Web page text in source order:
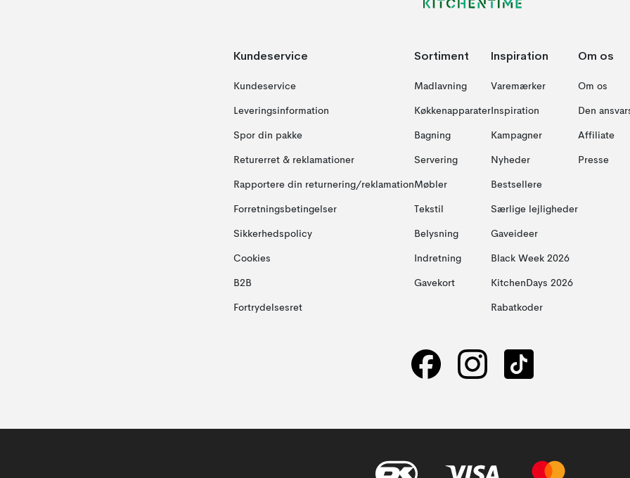
Kundeservice
Kundeservice
Leveringsinformation
Spor din pakke
Returerret & reklamationer
Rapportere din returnering/reklamation
Forretningsbetingelser
Sikkerhedspolicy
Cookies
B2B
Fortrydelsesret
Sortiment
Madlavning
Køkkenapparater
Bagning
Servering
Møbler
Tekstil
Belysning
Indretning
Gavekort
Inspiration
Varemærker
Inspiration
Kampagner
Nyheder
Bestsellere
Særlige lejligheder
Gaveideer
Black Week 2026
KitchenDays 2026
Rabatkoder
Om os
Om os
Den
Affiliate
Presse